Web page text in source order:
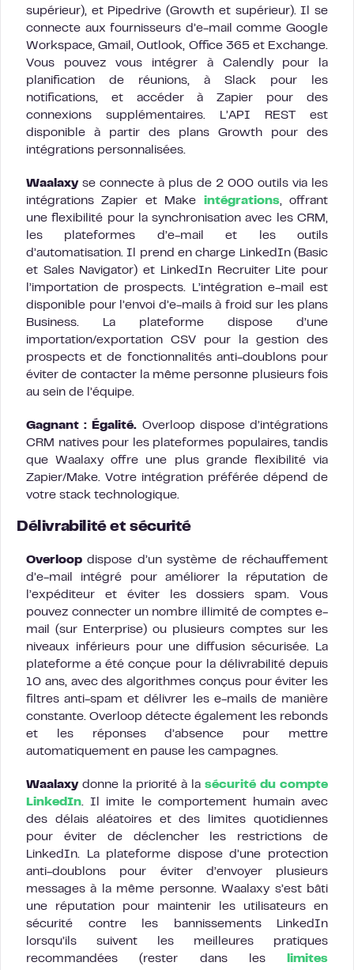
supérieur), et Pipedrive (Growth et supérieur). Il se
connecte aux fournisseurs d’e-mail comme Google
Workspace, Gmail, Outlook, Office 365 et Exchange.
Vous pouvez vous intégrer à Calendly pour la
planification de réunions, à Slack pour les
notifications, et accéder à Zapier pour des
connexions supplémentaires. L’API REST est
disponible à partir des plans Growth pour des
intégrations personnalisées.
Waalaxyse connecte à plus de 2 000 outils via les
intégrations Zapier et Make intégrations, offrant
une flexibilité pour la synchronisation avec les CRM,
les plateformes d’e-mail et les outils
d’automatisation. Il prend en charge LinkedIn (Basic
et Sales Navigator) et LinkedIn Recruiter Lite pour
l’importation de prospects. L’intégration e-mail est
disponible pour l’envoi d’e-mails à froid sur les plans
Business. La plateforme dispose d’une
importation/exportation CSV pour la gestion des
prospects et de fonctionnalités anti-doublons pour
éviter de contacter la même personne plusieurs fois
au sein de l’équipe.
Gagnant : Égalité. Overloop dispose d’intégrations
CRM natives pour les plateformes populaires, tandis
que Waalaxy offre une plus grande flexibilité via
Zapier/Make. Votre intégration préférée dépend de
votre stack technologique.
Délivrabilité et sécurité
Overloop dispose d’un système de réchauffement
d’e-mail intégré pour améliorer la réputation de
l’expéditeur et éviter les dossiers spam. Vous
pouvez connecter un nombre illimité de comptes e-
mail (sur Enterprise) ou plusieurs comptes sur les
niveaux inférieurs pour une diffusion sécurisée. La
plateforme a été conçue pour la délivrabilité depuis
10 ans, avec des algorithmes conçus pour éviter les
filtres anti-spam et délivrer les e-mails de manière
constante. Overloop détecte également les rebonds
et les réponses d’absence pour mettre
automatiquement en pause les campagnes.
Waalaxydonne la priorité à la sécurité du compte
LinkedIn. Il imite le comportement humain avec
des délais aléatoires et des limites quotidiennes
pour éviter de déclencher les restrictions de
LinkedIn. La plateforme dispose d’une protection
anti-doublons pour éviter d’envoyer plusieurs
messages à la même personne. Waalaxy s’est bâti
une réputation pour maintenir les utilisateurs en
sécurité contre les bannissements LinkedIn
lorsqu’ils suivent les meilleures pratiques
recommandées (rester dans les
limites